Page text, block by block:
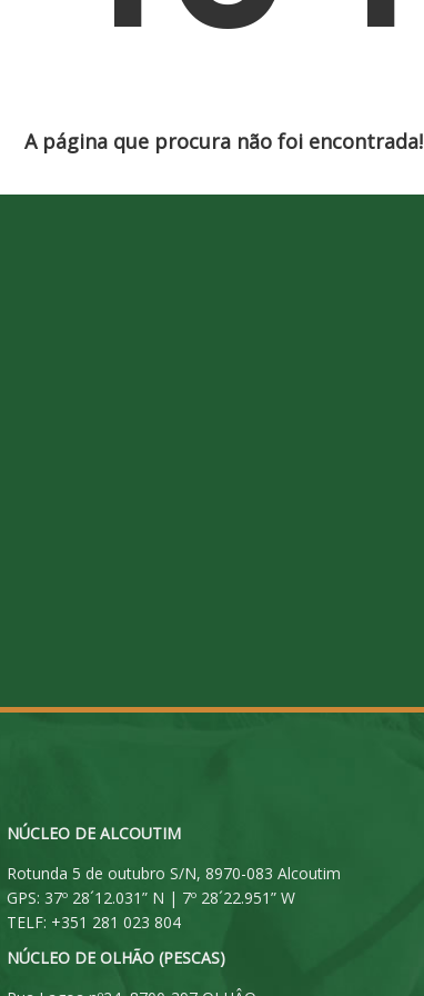
A página que procura não foi encontrada!
NÚCLEO DE ALCOUTIM
Rotunda 5 de outubro S/N, 8970-083 Alcoutim
GPS: 37º 28´12.031” N | 7º 28´22.951” W
TELF: +351 281 023 804
NÚCLEO DE OLHÃO (PESCAS)